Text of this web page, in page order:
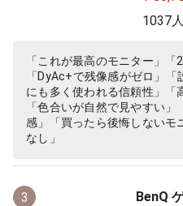
ニュー
1037
「これが最高のモニター」「
「DyAc+で残像感がゼロ」
にも多く使われる信頼性」「
「色合いが自然で見やすい
感」「買ったら後悔しないモ
なし」
3
BenQ